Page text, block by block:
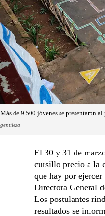
Más de 9.500 jóvenes se presentaron
gentileza
El 30 y 31 de
cursillo precio a la
que hay por
Directora General
Los postulantes
resultados se